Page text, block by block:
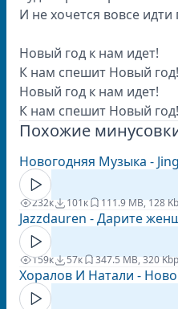
И не хочется вовсе
Новый год к нам идет!
К нам спешит Новый год!
Новый год к нам идет!
К нам спешит Новый год!
Похожие
Новогодняя Музыка -
232к 101к 111.9 MB, 128
Jazzdauren - Дарите
159к 57к 347.5 MB, 320
Хоралов И Натали -